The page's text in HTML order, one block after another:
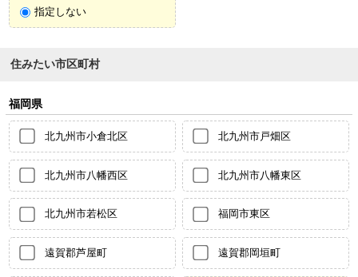
指定しない
住みたい市区町村
福岡県
北九州市小倉北区 北九州市戸畑区
北九州市八幡西区 北九州市八幡東区
北九州市若松区 福岡市東区
遠賀郡芦屋町 遠賀郡岡垣町